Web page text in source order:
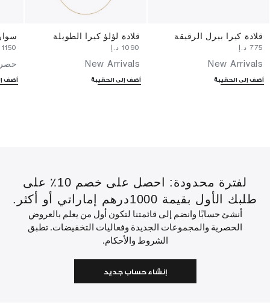
قلادة كيرا بيرل الرقيقة
New Arrivals
أضف إلى الحقيبة
قلادة لؤلؤ كيرا الطويلة
New Arrivals
أضف إلى الحقيبة أضف
لفترة محدودة: احصل على خصم 10٪ على
طلبك الأول بقيمة 1000درهم إماراتي أو أكثر.
أنشئ حسابًا وانضم إلى قائمتنا لتكون أول من يعلم بالعروض
الحصرية والمجموعات الجديدة وفعاليات التخفيضات. تطبق
الشروط والأحكام.
إنشاء حساب جديد